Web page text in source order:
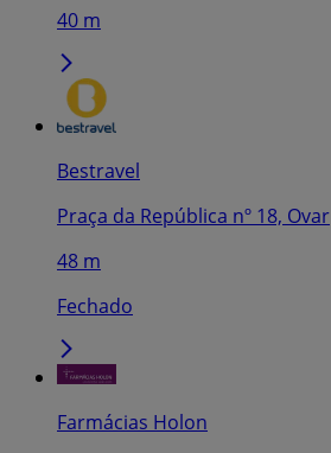
40 m
Bestravel
Praça da República nº 18, Ovar
48 m
Fechado
Farmácias Holon